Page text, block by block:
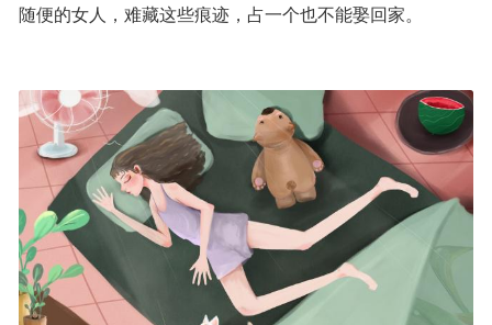
随便的女人，难藏这些痕迹，占一个也不能娶回家。